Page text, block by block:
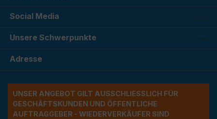
Social Media
Unsere Schwerpunkte
Adresse
UNSER ANGEBOT GILT AUSSCHLIESSLICH FÜR G
ESCHÄFTSKUNDEN UND ÖFFENTLICHE A
UFTRAGGEBER - WIEDERVERKÄUFER SIND A